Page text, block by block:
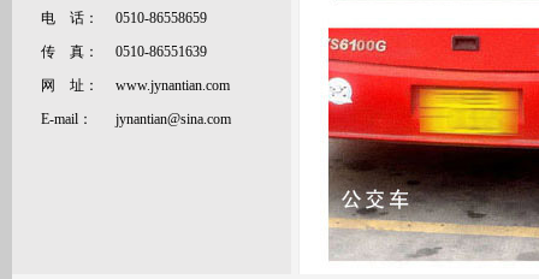
电 话：
0510-86558659
传 真：
0510-86551639
网 址：
www.jynantian.com
E-mail：
jynantian@sina.com